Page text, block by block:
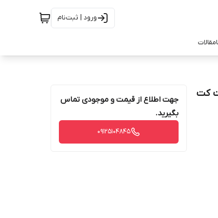
ورود | ثبت‌نام
مقالات
کت
جهت اطلاع از قیمت و موجودی تماس
بگیرید.
09125104845